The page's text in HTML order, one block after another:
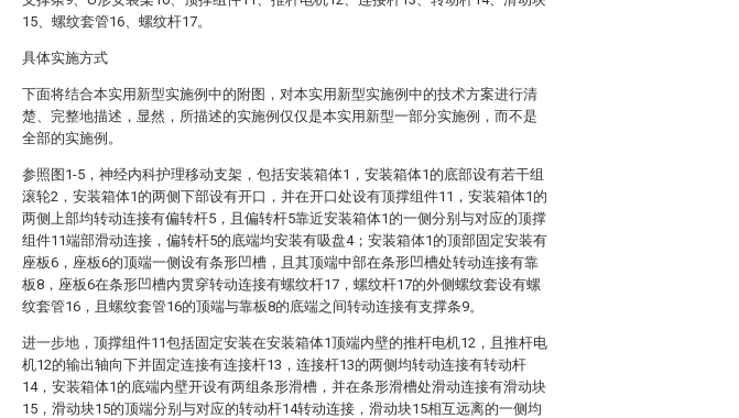
15、螺纹套管16、螺纹杆17。
具体实施方式
下面将结合本实用新型实施例中的附图，对本实用新型实施例中的技术方案进行清
楚、完整地描述，显然，所描述的实施例仅仅是本实用新型一部分实施例，而不是
全部的实施例。
参照图1-5，神经内科护理移动支架，包括安装箱体1，安装箱体1的底部设有若干组
滚轮2，安装箱体1的两侧下部设有开口，并在开口处设有顶撑组件11，安装箱体1的
两侧上部均转动连接有偏转杆5，且偏转杆5靠近安装箱体1的一侧分别与对应的顶撑
组件11端部滑动连接，偏转杆5的底端均安装有吸盘4；安装箱体1的顶部固定安装有
座板6，座板6的顶端一侧设有条形凹槽，且其顶端中部在条形凹槽处转动连接有靠
板8，座板6在条形凹槽内贯穿转动连接有螺纹杆17，螺纹杆17的外侧螺纹套设有螺
纹套管16，且螺纹套管16的顶端与靠板8的底端之间转动连接有支撑条9。
进一步地，顶撑组件11包括固定安装在安装箱体1顶端内壁的推杆电机12，且推杆电
机12的输出轴向下并固定连接有连接杆13，连接杆13的两侧均转动连接有转动杆
14，安装箱体1的底端内壁开设有两组条形滑槽，并在条形滑槽处滑动连接有滑动块
15，滑动块15的顶端分别与对应的转动杆14转动连接，滑动块15相互远离的一侧均